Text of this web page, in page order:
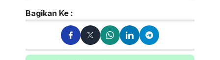
Bagikan Ke :